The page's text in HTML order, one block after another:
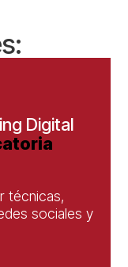
Digital
técnicas,
sociales y